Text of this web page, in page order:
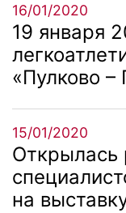
16/01/2020
19 января
«Пулково –
15/01/2020
Открылась
на